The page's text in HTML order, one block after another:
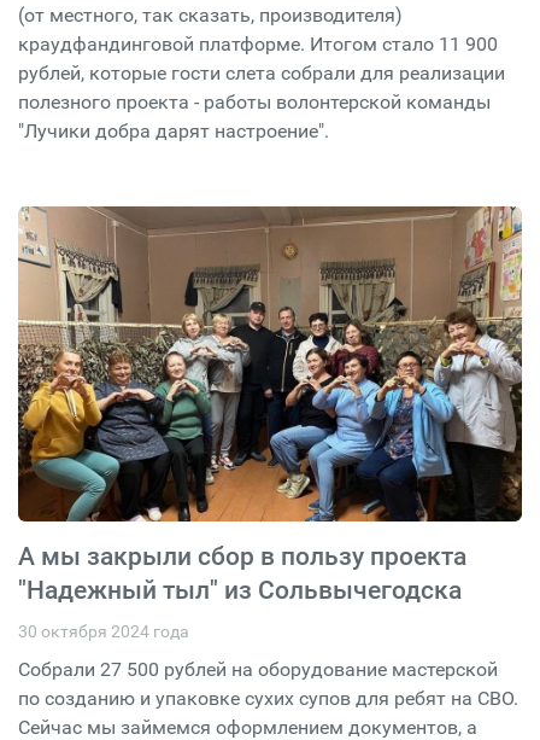
(от местного, так сказать, производителя)
краудфандинговой платформе. Итогом стало 11 900
рублей, которые гости слета собрали для реализации
полезного проекта - работы волонтерской команды
"Лучики добра дарят настроение".
А мы закрыли сбор в пользу проекта
"Надежный тыл" из Сольвычегодска
30 октября 2024 года
Собрали 27 500 рублей на оборудование мастерской
по созданию и упаковке сухих супов для ребят на СВО.
Сейчас мы займемся оформлением документов, а